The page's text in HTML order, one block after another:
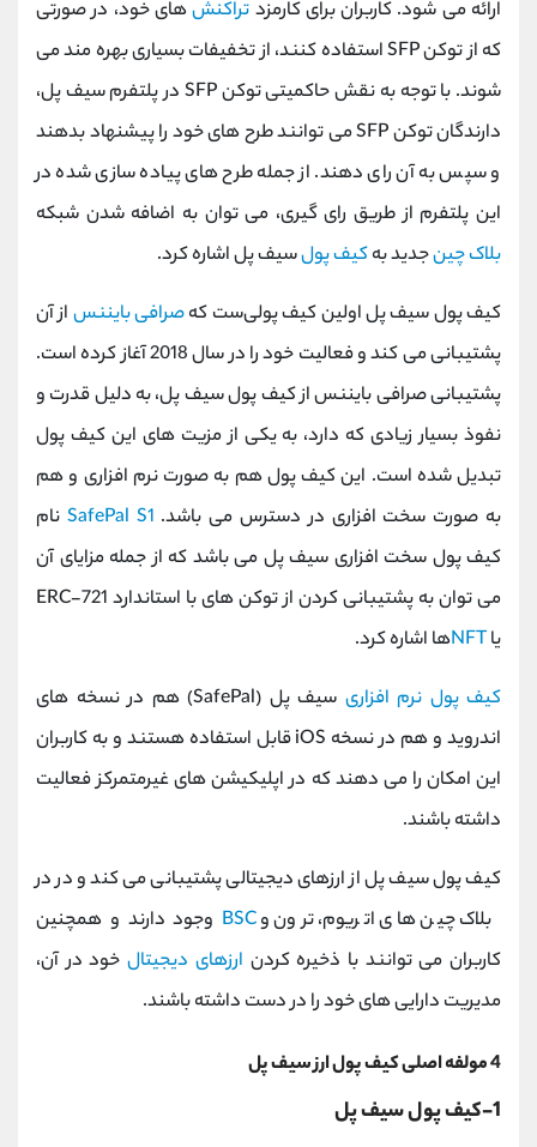
ارائه می شود. کاربران برای کارمزد تراکنشهای خود، در صورتی
که از توکن SFP استفاده کنند، از تخفیفات بسیاری بهره مند می
شوند. با توجه به نقش حاکمیتی توکن SFP در پلتفرم سیف پل،
دارندگان توکن SFP می توانند طرح های خود را پیشنهاد بدهند
و سپس به آن رای دهند. از جمله طرح های پیاده سازی شده در
این پلتفرم از طریق رای گیری، می توان به اضافه شدن شبکه
بلاک چینجدید بهکیف پولسیف پل اشاره کرد.
کیف پول سیف پل اولین کیف پولی‌ست کهصرافی بایننس از آن
پشتیبانی می کند و فعالیت خود را در سال 2018 آغاز کرده است.
پشتیبانی صرافی بایننس از کیف پول سیف پل، به دلیل قدرت و
نفوذ بسیار زیادی که دارد، به یکی از مزیت های این کیف پول
تبدیل شده است. این کیف پول هم به صورت نرم افزاری و هم
به صورت سخت افزاری در دسترس می باشد. SafePal S1 نام
کیف پول سخت افزاری سیف پل می باشد که از جمله مزایای آن
می توان به پشتیبانی کردن از توکن های با استاندارد ERC-721
یاNFTها اشاره کرد.
کیف پول نرم افزاری
سیف پل (SafePal) هم در نسخه های
اندروید و هم در نسخه iOS قابل استفاده هستند و به کاربران
این امکان را می دهند که در اپلیکیشن های غیرمتمرکز فعالیت
داشته باشند.
کیف پول سیف پل از ارزهای دیجیتالی پشتیبانی می کند و در در
بلاک چین های اتریوم، ترون وBSC وجود دارند و همچنین
کاربران می توانند با ذخیره کردن ارزهای دیجیتالخود در آن،
مدیریت دارایی های خود را در دست داشته باشند.
4 مولفه اصلی کیف پول ارز سیف پل
1-کیف پول سیف پل